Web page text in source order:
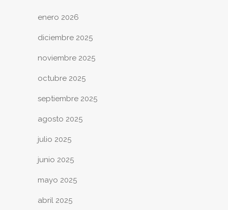
enero 2026
diciembre 2025
noviembre 2025
octubre 2025
septiembre 2025
agosto 2025
julio 2025
junio 2025
mayo 2025
abril 2025